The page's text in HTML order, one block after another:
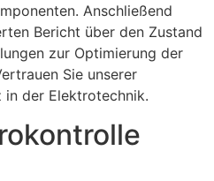
Anschließend
Bericht über den Zustand
zur Optimierung der
Sie unserer
in der Elektrotechnik.